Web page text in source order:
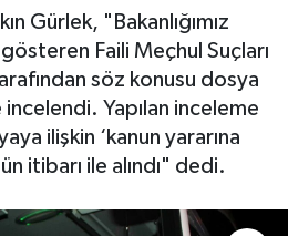
Gürlek, "Bakanlığımız
Faili Meçhul Suçları
söz konusu dosya
Yapılan inceleme
ilişkin ‘kanun yararına
itibarı ile alındı" dedi.